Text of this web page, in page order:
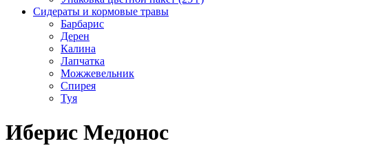
Сидераты и кормовые травы
Барбарис
Дерен
Калина
Лапчатка
Можжевельник
Спирея
Туя
Иберис Медонос